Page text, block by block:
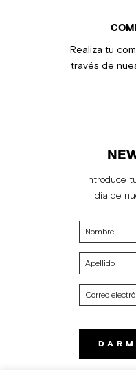
Realiza tu
través de
Introduce
día de